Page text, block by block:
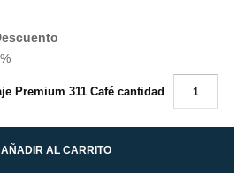
Premium 311 Café cantidad
AÑADIR AL CARRITO